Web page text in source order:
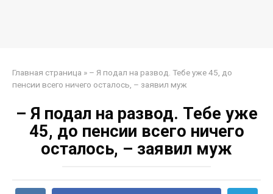
Главная страница » – Я подал на развод. Тебе уже 45, до
пенсии всего ничего осталось, – заявил муж
– Я подал на развод. Тебе уже
45, до пенсии всего ничего
осталось, – заявил муж